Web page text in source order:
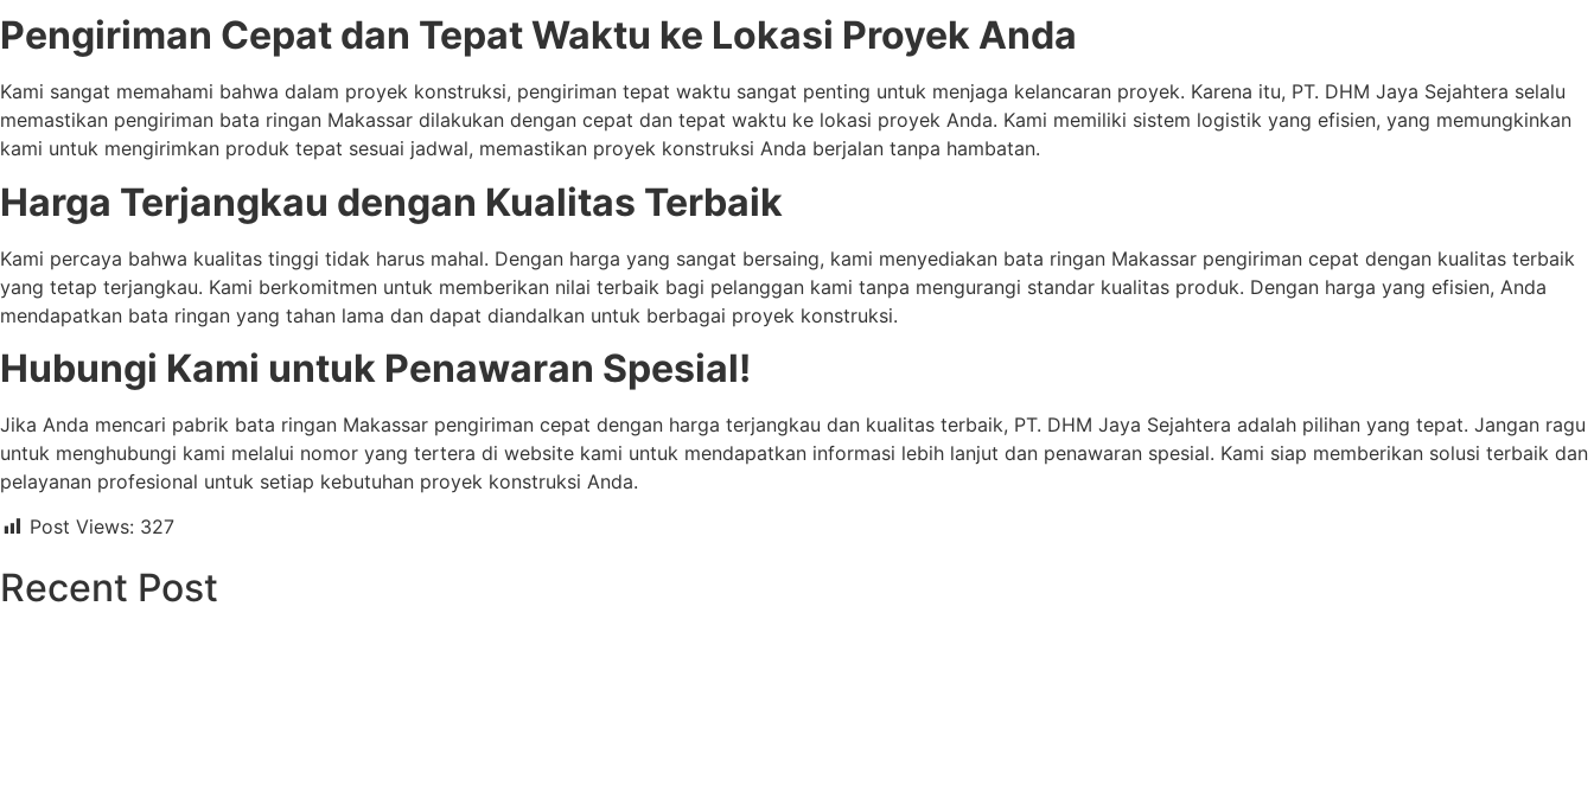
Pengiriman Cepat dan Tepat Waktu ke Lokasi Proyek Anda
Kami sangat memahami bahwa dalam proyek konstruksi, pengiriman tepat waktu sangat penting untuk menjaga kelancaran proyek. Karena itu, PT. DHM Jaya Sejahtera selalu
memastikan pengiriman bata ringan Makassar dilakukan dengan cepat dan tepat waktu ke lokasi proyek Anda. Kami memiliki sistem logistik yang efisien, yang memungkinkan
kami untuk mengirimkan produk tepat sesuai jadwal, memastikan proyek konstruksi Anda berjalan tanpa hambatan.
Harga Terjangkau dengan Kualitas Terbaik
Kami percaya bahwa kualitas tinggi tidak harus mahal. Dengan harga yang sangat bersaing, kami menyediakan bata ringan Makassar pengiriman cepat dengan kualitas terbaik
yang tetap terjangkau. Kami berkomitmen untuk memberikan nilai terbaik bagi pelanggan kami tanpa mengurangi standar kualitas produk. Dengan harga yang efisien, Anda
mendapatkan bata ringan yang tahan lama dan dapat diandalkan untuk berbagai proyek konstruksi.
Hubungi Kami untuk Penawaran Spesial!
Jika Anda mencari pabrik bata ringan Makassar pengiriman cepat dengan harga terjangkau dan kualitas terbaik, PT. DHM Jaya Sejahtera adalah pilihan yang tepat. Jangan ragu
untuk menghubungi kami melalui nomor yang tertera di website kami untuk mendapatkan informasi lebih lanjut dan penawaran spesial. Kami siap memberikan solusi terbaik dan
pelayanan profesional untuk setiap kebutuhan proyek konstruksi Anda.
Post Views: 327
Recent Post